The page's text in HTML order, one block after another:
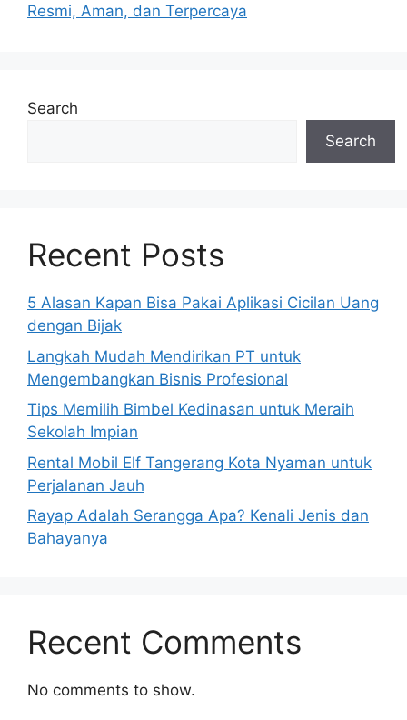
Resmi, Aman, dan Terpercaya
Search
Search
Recent Posts
5 Alasan Kapan Bisa Pakai Aplikasi Cicilan Uang
dengan Bijak
Langkah Mudah Mendirikan PT untuk
Mengembangkan Bisnis Profesional
Tips Memilih Bimbel Kedinasan untuk Meraih
Sekolah Impian
Rental Mobil Elf Tangerang Kota Nyaman untuk
Perjalanan Jauh
Rayap Adalah Serangga Apa? Kenali Jenis dan
Bahayanya
Recent Comments
No comments to show.